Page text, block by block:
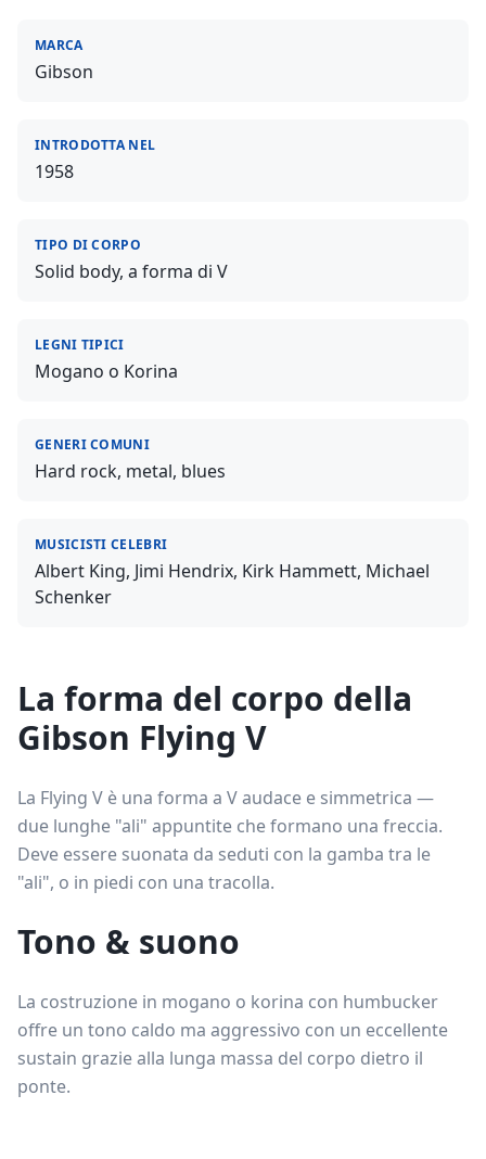
MARCA
Gibson
INTRODOTTA NEL
1958
TIPO DI CORPO
Solid body, a forma di V
LEGNI TIPICI
Mogano o Korina
GENERI COMUNI
Hard rock, metal, blues
MUSICISTI CELEBRI
Albert King, Jimi Hendrix, Kirk Hammett, Michael
Schenker
La forma del corpo della
Gibson Flying V
La Flying V è una forma a V audace e simmetrica —
due lunghe "ali" appuntite che formano una freccia.
Deve essere suonata da seduti con la gamba tra le
"ali", o in piedi con una tracolla.
Tono & suono
La costruzione in mogano o korina con humbucker
offre un tono caldo ma aggressivo con un eccellente
sustain grazie alla lunga massa del corpo dietro il
ponte.